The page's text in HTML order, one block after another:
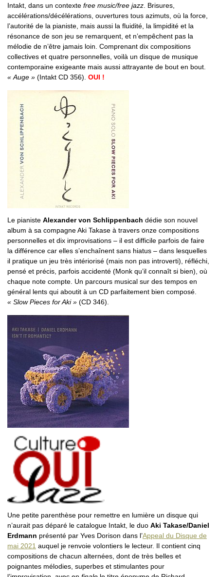
Intakt, dans un contexte free music/free jazz . Brisures,
accélérations/décélérations, ouvertures tous azimuts, où la force,
l’autorité de la pianiste, mais aussi la fluidité, la limpidité et la
résonance de son jeu se remarquent, et n’empêchent pas la
mélodie de n’être jamais loin. Comprenant dix compositions
collectives et quatre personnelles, voilà un disque de musique
contemporaine exigeante mais aussi attrayante de bout en bout.
« Auge » (Intakt CD 356). OUI !
Le pianiste Alexander von Schlippenbach dédie son nouvel
album à sa compagne Aki Takase à travers onze compositions
personnelles et dix improvisations – il est difficile parfois de faire
la différence car elles s’enchaînent sans hiatus – dans lesquelles
il pratique un jeu très intériorisé (mais non pas introverti), réfléchi,
pensé et précis, parfois accidenté (Monk qu’il connaît si bien), où
chaque note compte. Un parcours musical sur des tempos en
général lents qui aboutit à un CD parfaitement bien composé.
« Slow Pieces for Aki » (CD 346).
Une petite parenthèse pour remettre en lumière un disque qui
n’aurait pas déparé le catalogue Intakt, le duo Aki Takase/Daniel
Erdmann présenté par Yves Dorison dans l’Appeal du Disque de
mai 2021 auquel je renvoie volontiers le lecteur. Il contient cinq
compositions de chacun alternées, dont de très belles et
poignantes mélodies, superbes et stimulantes pour